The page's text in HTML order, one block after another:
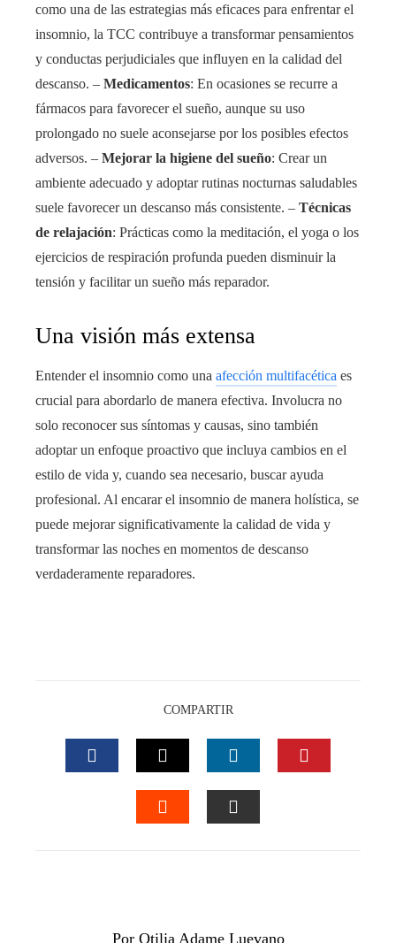
como una de las estrategias más eficaces para enfrentar el
insomnio, la TCC contribuye a transformar pensamientos
y conductas perjudiciales que influyen en la calidad del
descanso. – Medicamentos: En ocasiones se recurre a
fármacos para favorecer el sueño, aunque su uso
prolongado no suele aconsejarse por los posibles efectos
adversos. – Mejorar la higiene del sueño: Crear un
ambiente adecuado y adoptar rutinas nocturnas saludables
suele favorecer un descanso más consistente. – Técnicas
de relajación: Prácticas como la meditación, el yoga o los
ejercicios de respiración profunda pueden disminuir la
tensión y facilitar un sueño más reparador.
Una visión más extensa
Entender el insomnio como una afección multifacética es
crucial para abordarlo de manera efectiva. Involucra no
solo reconocer sus síntomas y causas, sino también
adoptar un enfoque proactivo que incluya cambios en el
estilo de vida y, cuando sea necesario, buscar ayuda
profesional. Al encarar el insomnio de manera holística, se
puede mejorar significativamente la calidad de vida y
transformar las noches en momentos de descanso
verdaderamente reparadores.
COMPARTIR
FACEBOOKTWITTERLINKEDIN
Por Otilia Adame Luevano